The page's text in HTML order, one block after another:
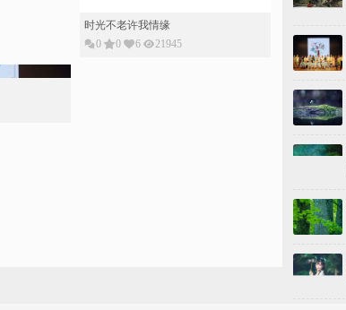
时光不老许我情缘
0
0 6 21945